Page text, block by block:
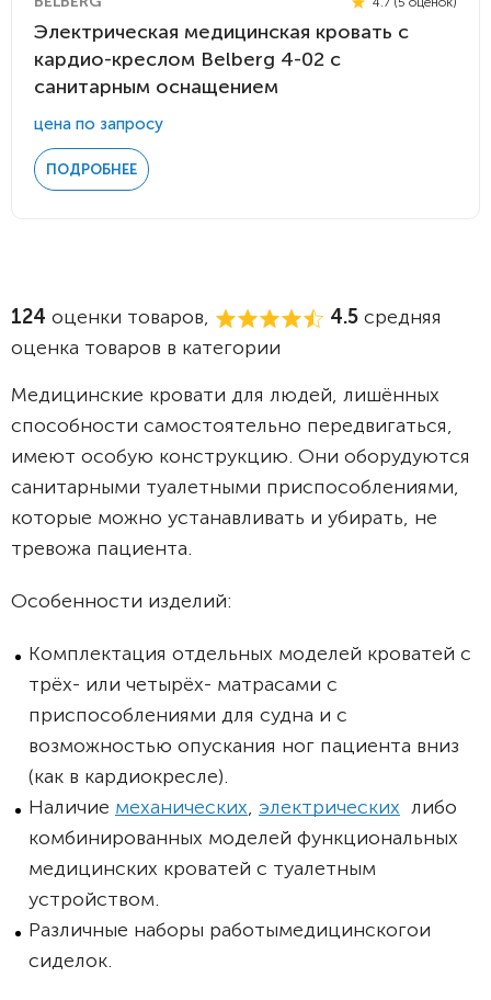
Электрическая медицинская кровать с
кардио-креслом Belberg 4-02 с
санитарным оснащением
цена по запросу
ПОДРОБНЕЕ
124 оценки товаров, 4.5 средняя
оценка товаров в категории
Медицинские кровати для людей, лишённых
способности самостоятельно передвигаться,
имеют особую конструкцию. Они оборудуются
санитарными туалетными приспособлениями,
которые можно устанавливать и убирать, не
тревожа пациента.
Особенности изделий:
Комплектация отдельных моделей кроватей с
трёх- или четырёх- матрасами с
приспособлениями для судна и с
возможностью опускания ног пациента вниз
(как в кардиокресле).
Наличие механических, электрических либо
комбинированных моделей функциональных
медицинских кроватей с туалетным
устройством.
Различные наборы работымедицинскогои
сиделок.